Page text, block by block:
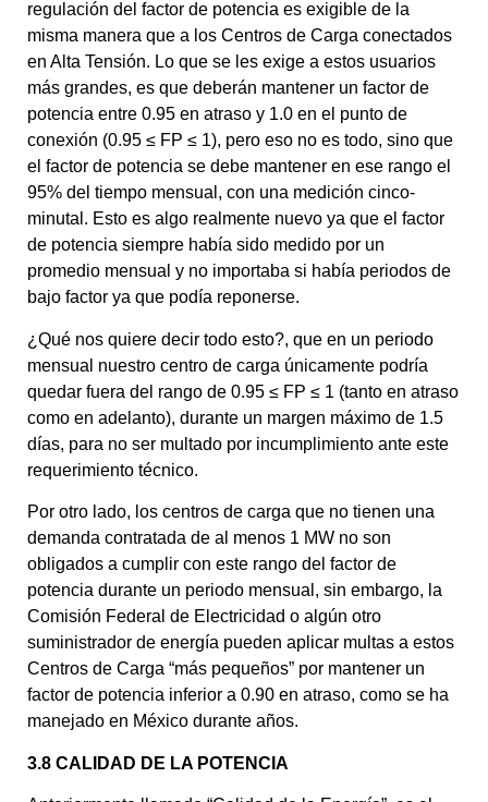
regulación del factor de potencia es exigible de la
misma manera que a los Centros de Carga conectados
en Alta Tensión. Lo que se les exige a estos usuarios
más grandes, es que deberán mantener un factor de
potencia entre 0.95 en atraso y 1.0 en el punto de
conexión (0.95 ≤ FP ≤ 1), pero eso no es todo, sino que
el factor de potencia se debe mantener en ese rango el
95% del tiempo mensual, con una medición cinco-
minutal. Esto es algo realmente nuevo ya que el factor
de potencia siempre había sido medido por un
promedio mensual y no importaba si había periodos de
bajo factor ya que podía reponerse.
¿Qué nos quiere decir todo esto?, que en un periodo
mensual nuestro centro de carga únicamente podría
quedar fuera del rango de 0.95 ≤ FP ≤ 1 (tanto en atraso
como en adelanto), durante un margen máximo de 1.5
días, para no ser multado por incumplimiento ante este
requerimiento técnico.
Por otro lado, los centros de carga que no tienen una
demanda contratada de al menos 1 MW no son
obligados a cumplir con este rango del factor de
potencia durante un periodo mensual, sin embargo, la
Comisión Federal de Electricidad o algún otro
suministrador de energía pueden aplicar multas a estos
Centros de Carga “más pequeños” por mantener un
factor de potencia inferior a 0.90 en atraso, como se ha
manejado en México durante años.
3.8 CALIDAD DE LA POTENCIA